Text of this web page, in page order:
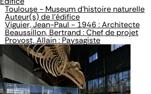
Toulouse - Museum d'histoire naturelle
Auteur(s) de l'édifice
Viguier, Jean-Paul - 1946 : Architecte
Beaussillon, Bertrand : Chef de projet
Provost, Allain : Paysagiste